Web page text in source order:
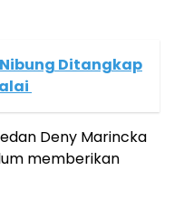
Ditangkap
Deny Marincka
memberikan